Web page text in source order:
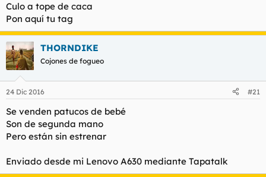
Culo a tope de caca
Pon aquí tu tag
THORNDIKE
Cojones de fogueo
24 Dic 2016 #21
Se venden patucos de bebé
Son de segunda mano
Pero están sin estrenar
Enviado desde mi Lenovo A630 mediante Tapatalk